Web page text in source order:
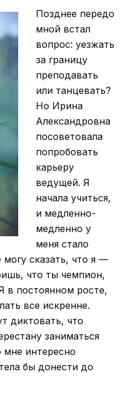
Позднее передо
мной встал
вопрос: уезжать
за границу
преподавать
или танцевать?
Но Ирина
Александровна
посоветовала
попробовать
карьеру
ведущей. Я
начала учиться,
и медленно-
медленно у
меня стало
могу сказать, что я —
что ты чемпион,
в постоянном росте,
все искренне.
диктовать, что
заниматься
интересно
бы донести до